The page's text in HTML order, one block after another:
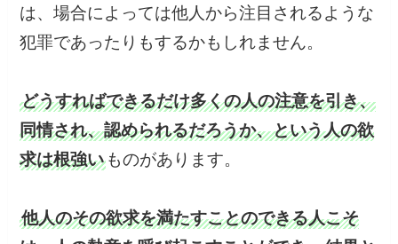
は、場合によっては他人から注目されるような
犯罪であったりもするかもしれません。
どうすればできるだけ多くの人の注意を引き、
同情され、認められるだろうか、という人の欲
求は根強い ものがあります。
他人のその欲求を満たすことのできる人こそ